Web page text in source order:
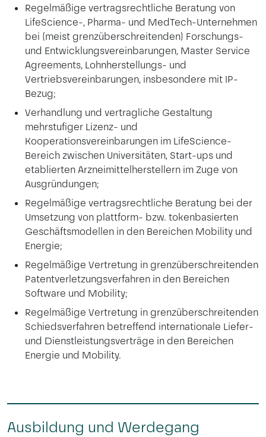
Regelmäßige vertragsrechtliche Beratung von
LifeScience-, Pharma- und MedTech-Unternehmen
bei (meist grenzüberschreitenden) Forschungs-
und Entwicklungsvereinbarungen, Master Service
Agreements, Lohnherstellungs- und
Vertriebsvereinbarungen, insbesondere mit IP-
Bezug;
Verhandlung und vertragliche Gestaltung
mehrstufiger Lizenz- und
Kooperationsvereinbarungen im LifeScience-
Bereich zwischen Universitäten, Start-ups und
etablierten Arzneimittelherstellern im Zuge von
Ausgründungen;
Regelmäßige vertragsrechtliche Beratung bei der
Umsetzung von plattform- bzw. tokenbasierten
Geschäftsmodellen in den Bereichen Mobility und
Energie;
Regelmäßige Vertretung in grenzüberschreitenden
Patentverletzungsverfahren in den Bereichen
Software und Mobility;
Regelmäßige Vertretung in grenzüberschreitenden
Schiedsverfahren betreffend internationale Liefer-
und Dienstleistungsverträge in den Bereichen
Energie und Mobility.
Ausbildung und Werdegang